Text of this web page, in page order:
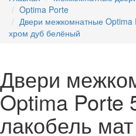
Optima Porte
Двери межкомнатные
хром дуб белёный
Двери
Optima
лакобель